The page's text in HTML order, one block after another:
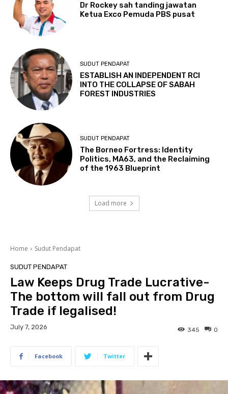
Dr Rockey sah tanding jawatan
Ketua Exco Pemuda PBS pusat
SUDUT PENDAPAT
ESTABLISH AN INDEPENDENT RCI
INTO THE COLLAPSE OF SABAH
FOREST INDUSTRIES
SUDUT PENDAPAT
The Borneo Fortress: Identity
Politics, MA63, and the Reclaiming
of the 1963 Blueprint
Load more